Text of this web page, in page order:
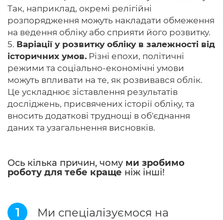
Так, наприклад, окремі релігійні
розпорядження можуть накладати обмеження
на ведення обліку або сприяти його розвитку.
5. Варіації у розвитку обліку в залежності від
історичних умов. Різні епохи, політичні
режими та соціально-економічні умови
можуть впливати на те, як розвивався облік.
Це ускладнює зіставлення результатів
досліджень, присвячених історії обліку, та
вносить додаткові труднощі в об'єднання
даних та узагальнення висновків.
Ось кілька причин, чому ми зробимо
роботу для тебе краще ніж інші!
1
Ми спеціалізуємося на